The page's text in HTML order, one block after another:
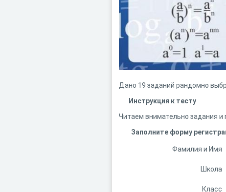
Дано 19 заданий рандомно
Инструкция к тесту
Читаем внимательно задания и
Заполните форму
Фамилия и Имя
Школа
Класс